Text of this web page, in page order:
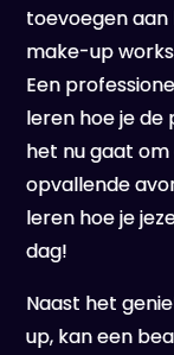
toevoegen aan
make-up
Een
leren hoe je
het nu gaat om
opvallende
leren hoe je
dag!
Naast het
up, kan een